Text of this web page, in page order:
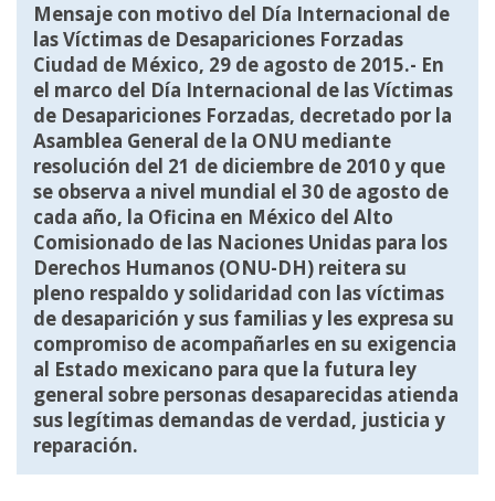
Mensaje con motivo del Día Internacional de
las Víctimas de Desapariciones Forzadas
Ciudad de México, 29 de agosto de 2015.- En
el marco del Día Internacional de las Víctimas
de Desapariciones Forzadas, decretado por la
Asamblea General de la ONU mediante
resolución del 21 de diciembre de 2010 y que
se observa a nivel mundial el 30 de agosto de
cada año, la Oficina en México del Alto
Comisionado de las Naciones Unidas para los
Derechos Humanos (ONU-DH) reitera su
pleno respaldo y solidaridad con las víctimas
de desaparición y sus familias y les expresa su
compromiso de acompañarles en su exigencia
al Estado mexicano para que la futura ley
general sobre personas desaparecidas atienda
sus legítimas demandas de verdad, justicia y
reparación.